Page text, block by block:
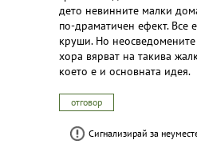
дето невинните малки
по-драматичен ефект. Все
круши. Но
хора вярват на такива
което е и основната идея.
отговор
Сигнализирай за